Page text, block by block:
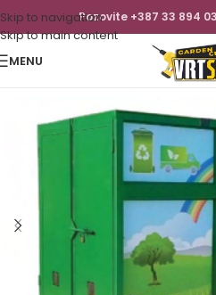
Skip to navigation
Skip to main content
Pozovite +387 33 894
MENU